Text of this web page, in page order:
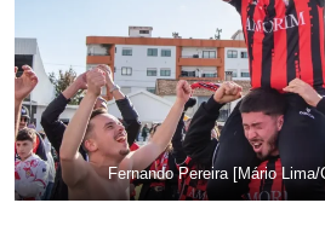
Fernando Pereira [Mário Lima/